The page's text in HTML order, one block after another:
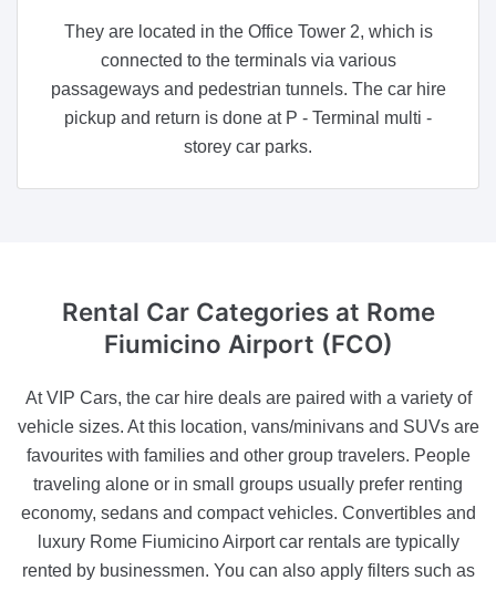
They are located in the Office Tower 2, which is
connected to the terminals via various
passageways and pedestrian tunnels. The car hire
pickup and return is done at P - Terminal multi -
storey car parks.
Rental Car Categories at Rome
Fiumicino Airport (FCO)
At VIP Cars, the car hire deals are paired with a variety of
vehicle sizes. At this location, vans/minivans and SUVs are
favourites with families and other group travelers. People
traveling alone or in small groups usually prefer renting
economy, sedans and compact vehicles. Convertibles and
luxury Rome Fiumicino Airport car rentals are typically
rented by businessmen. You can also apply filters such as